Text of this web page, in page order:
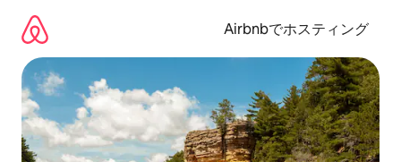
Airbnbでホスティング